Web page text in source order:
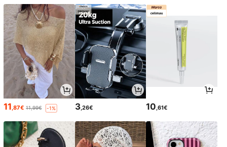
11,87€ 11,99€ -1% 3,26€ 10,61€